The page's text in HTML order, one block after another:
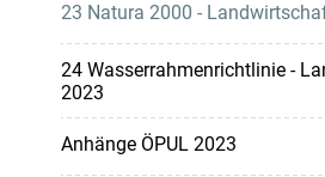
23 Natura 2000 -
24 Wasserrahmenrichtlinie -
2023
Anhänge ÖPUL 2023